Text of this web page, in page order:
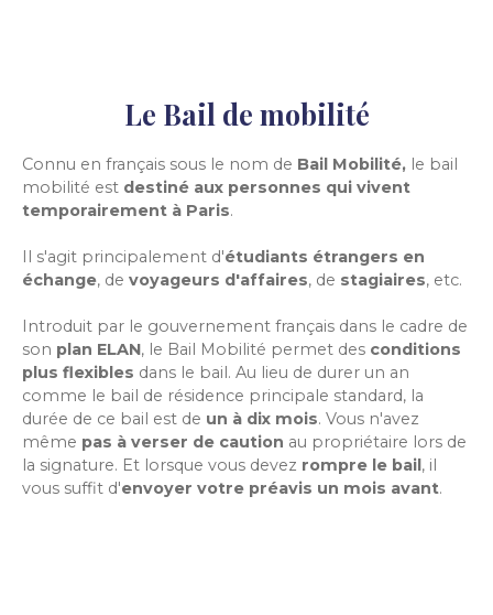
Le Bail de mobilité
Connu en français sous le nom de Bail Mobilité, le bail
mobilité est destiné aux personnes qui vivent
temporairement à Paris.
Il s'agit principalement d'étudiants étrangers en
échange, de voyageurs d'affaires, de stagiaires, etc.
Introduit par le gouvernement français dans le cadre de
son plan ELAN, le Bail Mobilité permet des conditions
plus flexibles dans le bail. Au lieu de durer un an
comme le bail de résidence principale standard, la
durée de ce bail est de un à dix mois. Vous n'avez
même pas à verser de caution au propriétaire lors de
la signature. Et lorsque vous devez rompre le bail, il
vous suffit d'envoyer votre préavis un mois avant.